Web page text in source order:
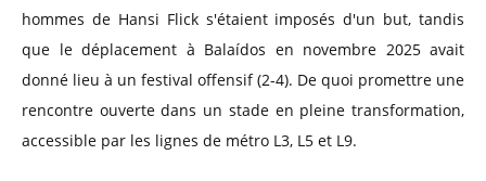
hommes de Hansi Flick s'étaient imposés d'un but, tandis
que le déplacement à Balaídos en novembre 2025 avait
donné lieu à un festival offensif (2-4). De quoi promettre une
rencontre ouverte dans un stade en pleine transformation,
accessible par les lignes de métro L3, L5 et L9.